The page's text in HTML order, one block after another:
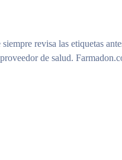
revisa las etiquetas
de salud.